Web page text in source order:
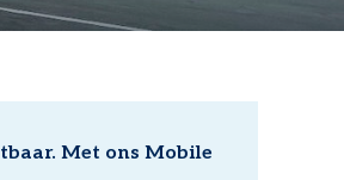
Met ons Mobile